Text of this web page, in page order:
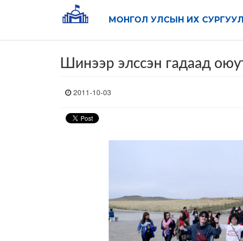
МОНГОЛ УЛСЫН ИХ
Шинээр элссэн гадаад
2011-10-03